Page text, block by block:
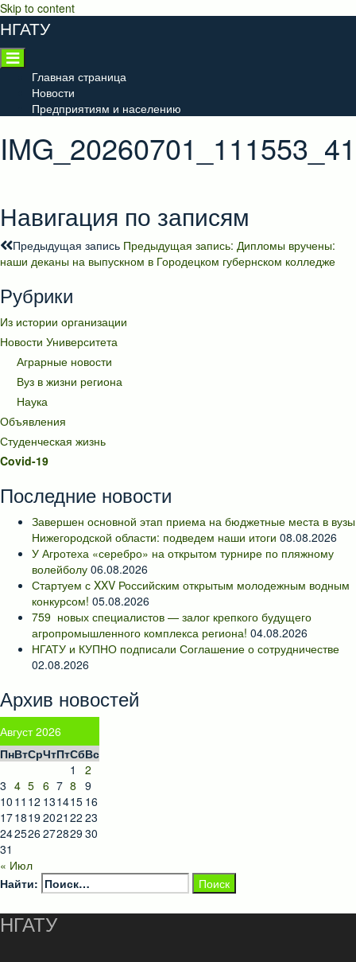
Skip to content
НГАТУ
Главная страница
Новости
Предприятиям и населению
Навигация по записям
Предыдущая запись Предыдущая запись: Дипломы вручены:
наши деканы на выпускном в Городецком губернском колледже
Рубрики
Из истории организации
Новости Университета
Аграрные новости
Вуз в жизни региона
Наука
Объявления
Студенческая жизнь
Covid-19
Последние новости
Завершен основной этап приема на бюджетные места в вузы
Нижегородской области: подведем наши итоги 08.08.2026
У Агротеха «серебро» на открытом турнире по пляжному
волейболу 06.08.2026
Стартуем с XXV Российским открытым молодежным водным
конкурсом! 05.08.2026
759 новых специалистов — залог крепкого будущего
агропромышленного комплекса региона! 04.08.2026
НГАТУ и КУПНО подписали Соглашение о сотрудничестве
02.08.2026
Архив новостей
Август 2026
ПнВтСрЧтПтСбВс
1
2
3 4 5 6 7 8 9
10 11 12 131415 16
171819 2021 22 23
242526 272829 30
31
« Июл
Найти:
НГАТУ